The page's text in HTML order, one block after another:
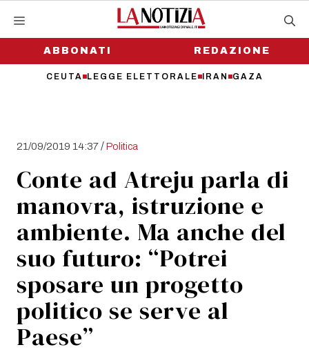
contenutoABBONATI
CEUTA LEGGE ELETTORALE IRAN GAZA
REDAZIONE
21/09/2019 14:37/Politica
Conte ad Atreju parla di
manovra, istruzione e
ambiente. Ma anche del
suo futuro: “Potrei
sposare un progetto
politico se serve al
Paese”